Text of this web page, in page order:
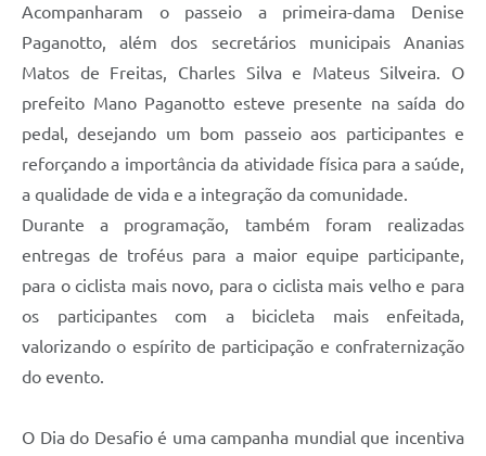
Acompanharam o passeio a primeira-dama Denise
Paganotto, além dos secretários municipais Ananias
Matos de Freitas, Charles Silva e Mateus Silveira. O
prefeito Mano Paganotto esteve presente na saída do
pedal, desejando um bom passeio aos participantes e
reforçando a importância da atividade física para a saúde,
a qualidade de vida e a integração da comunidade.
Durante a programação, também foram realizadas
entregas de troféus para a maior equipe participante,
para o ciclista mais novo, para o ciclista mais velho e para
os participantes com a bicicleta mais enfeitada,
valorizando o espírito de participação e confraternização
do evento.
O Dia do Desafio é uma campanha mundial que incentiva